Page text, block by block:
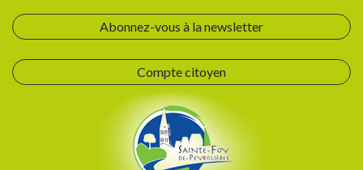
Abonnez-vous à la newsletter
Compte citoyen